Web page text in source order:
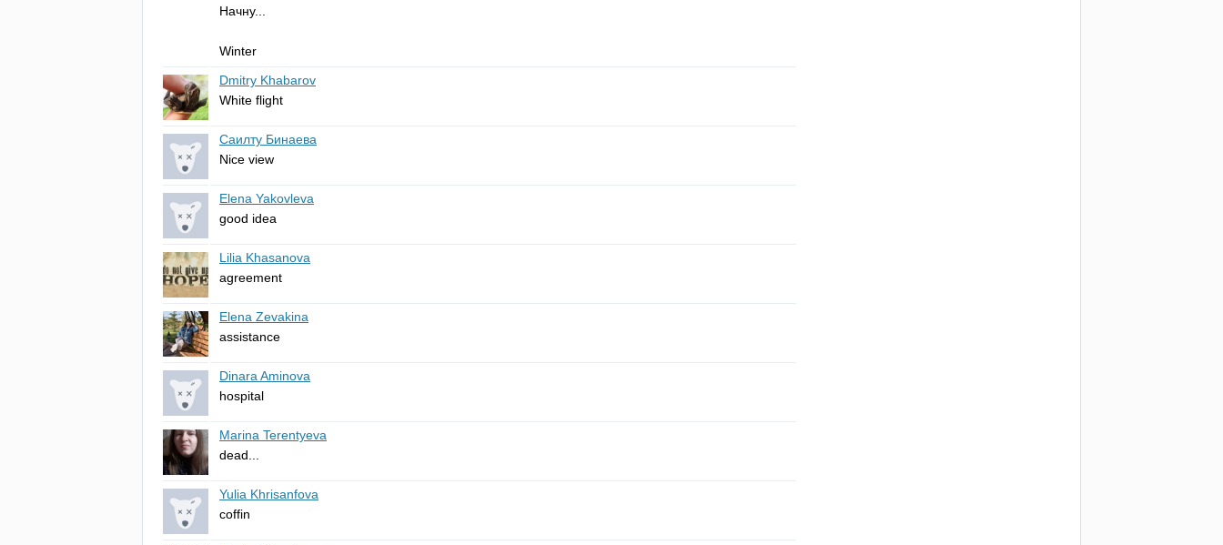
Начну...
Winter
Dmitry Khabarov
White flight
Саилту Бинаева
Nice view
Elena Yakovleva
good idea
Lilia Khasanova
agreement
Elena Zevakina
assistance
Dinara Aminova
hospital
Marina Terentyeva
dead
Yulia Khrisanfova
coffin